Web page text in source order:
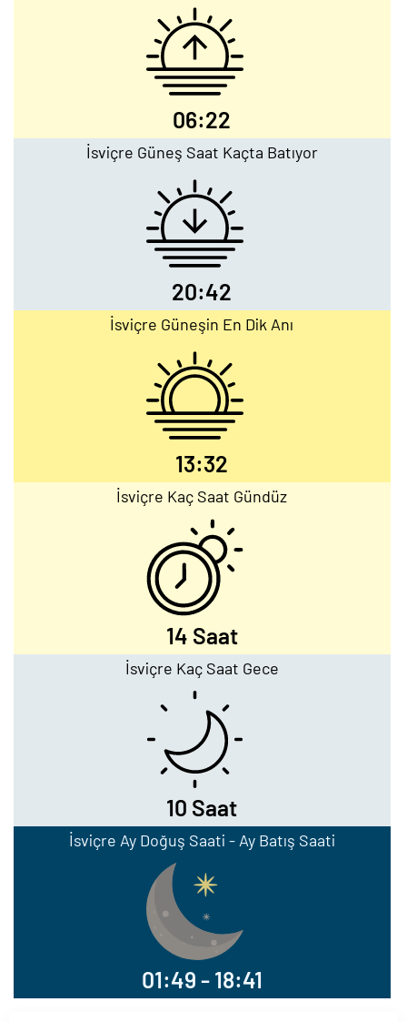
06:22
İsviçre Güneş Saat Kaçta Batıyor
20:42
İsviçre Güneşin En Dik Anı
13:32
İsviçre Kaç Saat Gündüz
14 Saat
İsviçre Kaç Saat Gece
10 Saat
İsviçre Ay Doğuş Saati - Ay Batış Saati
01:49 - 18:41